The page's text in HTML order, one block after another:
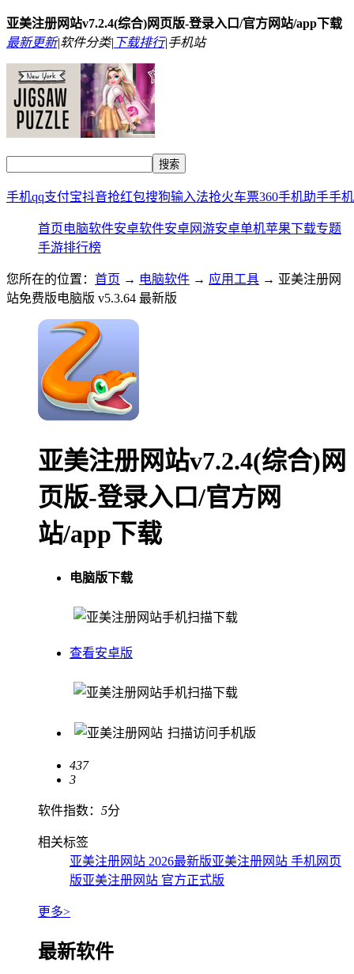
亚美注册网站v7.2.4(综合)网页版-登录入口/官方网站/app下载
最新更新|软件分类| 下载排行|手机站
手机qq支付宝抖音抢红包搜狗输入法抢火车票360手机助手手
首页电脑软件安卓软件安卓网游安卓单机苹果下载专题
手游排行榜
您所在的位置： 首页 → 电脑软件 → 应用工具 → 亚美注册网
站免费版电脑版 v5.3.64 最新版
亚美注册网站v7.2.4(综合)网
页版-登录入口/官方网
站/app下载
电脑版下载
手机扫描下载
查看安卓版
手机扫描下载
扫描访问手机版
437
3
软件指数： 5分
相关标签
亚美注册网站 2026最新版亚美注册网站 手机网页
版亚美注册网站 官方正式版
更多>
最新软件